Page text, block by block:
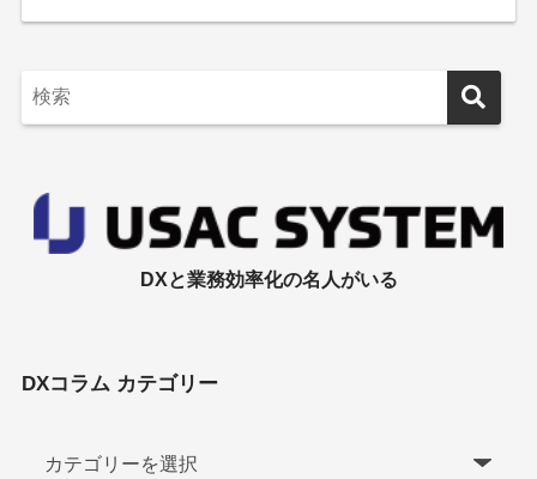
DXと業務効率化の名人がいる
DXコラム カテゴリー